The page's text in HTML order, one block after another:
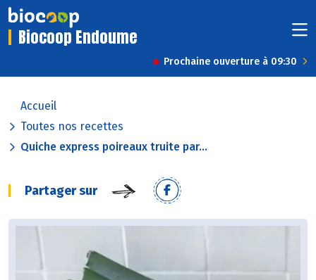
Biocoop Endoume
Prochaine ouverture à 09:30
Accueil
Toutes nos recettes
Quiche express poireaux truite par...
Partager sur